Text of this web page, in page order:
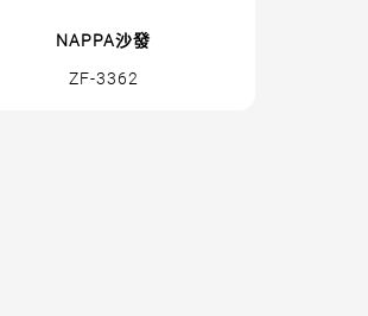
NAPPA沙發
ZF-3362